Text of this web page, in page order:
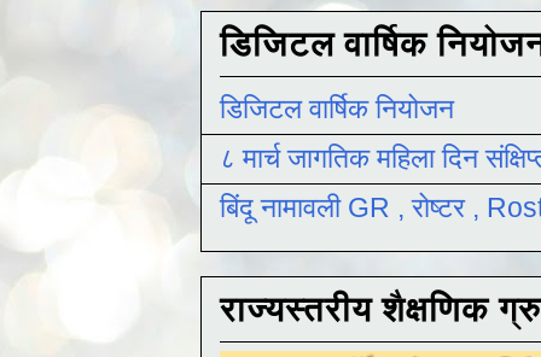
डिजिटल वार्षिक
डिजिटल वार्षिक नियोजन
८ मार्च जागतिक महिला दिन
बिंदू नामावली GR , रोष्टर ,
राज्यस्तरीय शैक्षणिक